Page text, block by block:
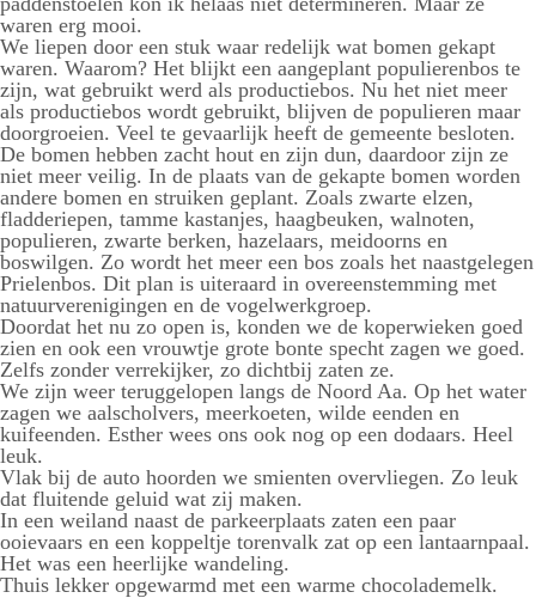
waren erg mooi.
We liepen door een stuk waar redelijk wat bomen gekapt
waren. Waarom? Het blijkt een aangeplant populierenbos te
zijn, wat gebruikt werd als productiebos. Nu het niet meer
als productiebos wordt gebruikt, blijven de populieren maar
doorgroeien. Veel te gevaarlijk heeft de gemeente besloten.
De bomen hebben zacht hout en zijn dun, daardoor zijn ze
niet meer veilig. In de plaats van de gekapte bomen worden
andere bomen en struiken geplant. Zoals zwarte elzen,
fladderiepen, tamme kastanjes, haagbeuken, walnoten,
populieren, zwarte berken, hazelaars, meidoorns en
boswilgen. Zo wordt het meer een bos zoals het naastgelegen
Prielenbos. Dit plan is uiteraard in overeenstemming met
natuurverenigingen en de vogelwerkgroep.
Doordat het nu zo open is, konden we de koperwieken goed
zien en ook een vrouwtje grote bonte specht zagen we goed.
Zelfs zonder verrekijker, zo dichtbij zaten ze.
We zijn weer teruggelopen langs de Noord Aa. Op het water
zagen we aalscholvers, meerkoeten, wilde eenden en
kuifeenden. Esther wees ons ook nog op een dodaars. Heel
leuk.
Vlak bij de auto hoorden we smienten overvliegen. Zo leuk
dat fluitende geluid wat zij maken.
In een weiland naast de parkeerplaats zaten een paar
ooievaars en een koppeltje torenvalk zat op een lantaarnpaal.
Het was een heerlijke wandeling.
Thuis lekker opgewarmd met een warme chocolademelk.